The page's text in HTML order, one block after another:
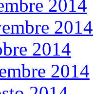
2014
2014
2014
2014